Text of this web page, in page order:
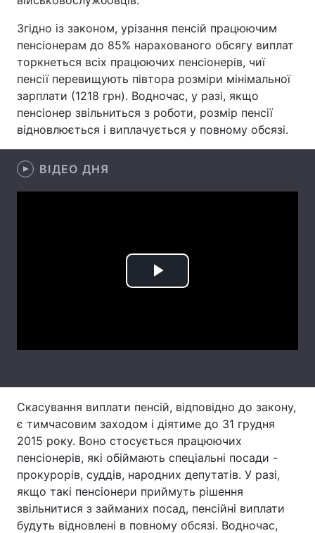
Здоров'я Туризм
Цікавинки
Екологія Регіони
Лонгріди
Відео з Youtube
Інтерв'ю Думки
Тема оформлення
Згідно із законом, урізання пенсій працюючим
пенсіонерам до 85% нарахованого обсягу виплат
торкнеться всіх працюючих пенсіонерів, чиї
пенсії перевищують півтора розміри мінімальної
зарплати (1218 грн). Водночас, у разі, якщо
пенсіонер звільниться з роботи, розмір пенсії
відновлюється і виплачується у повному обсязі.
ВІДЕО ДНЯ
Play
Скасування виплати пенсій, відповідно до закону,
є тимчасовим заходом і діятиме до 31 грудня
2015 року. Воно стосується працюючих
пенсіонерів, які обіймають спеціальні посади -
прокурорів, суддів, народних депутатів. У разі,
якщо такі пенсіонери приймуть рішення
звільнитися з займаних посад, пенсійні виплати
будуть відновлені в повному обсязі. Водночас,